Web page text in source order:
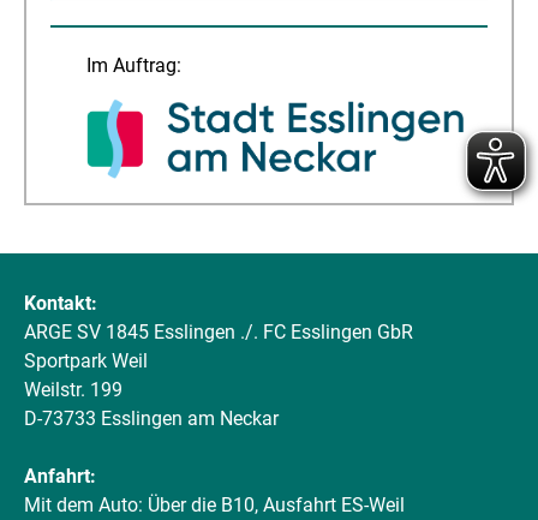
Im Auftrag:
Kontakt:
ARGE SV 1845 Esslingen ./. FC Esslingen GbR
Sportpark Weil
Weilstr. 199
D-73733 Esslingen am Neckar
Anfahrt:
Mit dem Auto: Über die B10, Ausfahrt ES-Weil